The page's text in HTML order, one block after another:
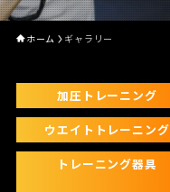
ホーム ギャラリー
加圧トレーニング
ウエイトトレーニング
トレーニング器具